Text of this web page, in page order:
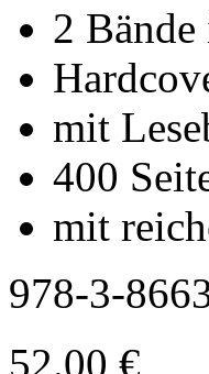
2
mit
400
mit
978-3-